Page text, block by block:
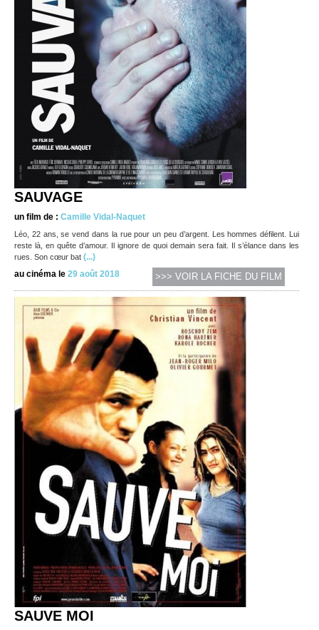
SAUVAGE
un film de : Camille Vidal-Naquet
Léo, 22 ans, se vend dans la rue pour un peu d’argent. Les hommes défilent. Lui
reste là, en quête d’amour. Il ignore de quoi demain sera fait. Il s’élance dans les
rues. Son cœur bat (...)
au cinéma le 29 août 2018 >>> VOIR LA FICHE DU FILM
SAUVE MOI